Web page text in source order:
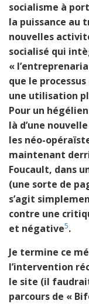
socialisme à
la puissance au
nouvelles
socialisé qui
«
que le
une utilisation
Pour un
là d’une
les néo-
maintenant
Foucault, dans
(une sorte de
s’agit
contre une
et négative5.
Je termine ce
l’intervention
le site (il
parcours de «